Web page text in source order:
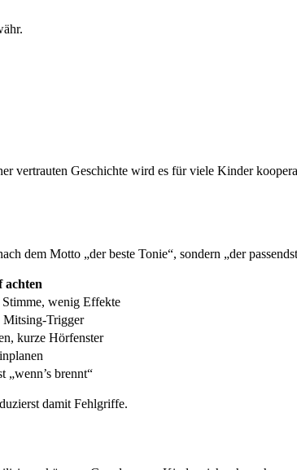
vertrauten Geschichte wird es für viele Kinder
dem Motto „der beste Tonie“, sondern „der
achten
wenig Effekte
Mitsing-Trigger
kurze Hörfenster
„wenn’s brennt“
damit Fehlgriffe.